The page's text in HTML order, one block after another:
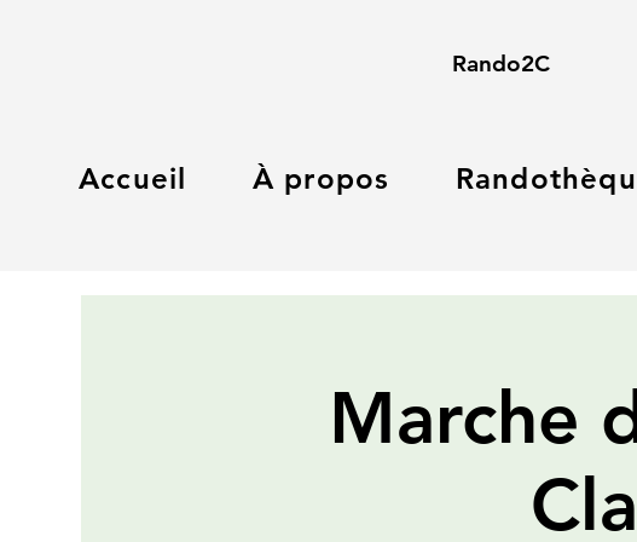
Rando2C
Accueil À propos
Marche